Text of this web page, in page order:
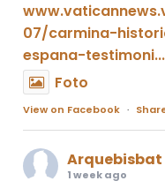
07/carmina-
espana-testimoni...
Foto
View on Facebook ·
Arquebisbat
1 week ago